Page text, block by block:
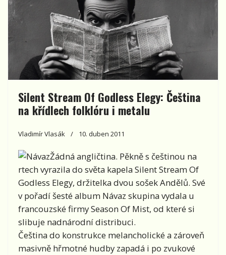
Silent Stream Of Godless Elegy: Čeština
na křídlech folklóru i metalu
Vladimír Vlasák 10. duben 2011
Žádná angličtina. Pěkně s češtinou na
rtech vyrazila do světa kapela Silent Stream Of
Godless Elegy, držitelka dvou sošek Andělů. Své
v pořadí šesté album Návaz skupina vydala u
francouzské firmy Season Of Mist, od které si
slibuje nadnárodní distribuci.
Čeština do konstrukce melancholické a zároveň
masivně hřmotné hudby zapadá i po zvukové